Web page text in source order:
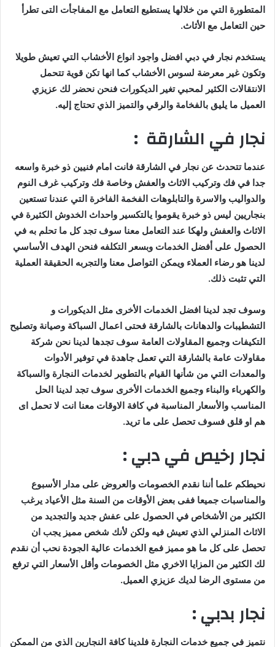
المتطورة التي من خلالها يستطيع التعامل مع المفاجأت التى تطرأ
حين التعامل مع الأثاث.
يستخدم نجار في دبي افضل واجود انواع الأخشاب التي تعيش طويلا
وتكون غير معرضة لسوس الأخشاب كما انها تكن قوية تتحمل
الانتقالات الكثير لمحبي تغير الديكورات فنحن نحضر لك عزيزي
العميل ما يليق بالفخامة والرقي والتميز الذي تحتاج إليه.
نجار في الشارقة :
عندما تتحدث عن نجار في الشارقة فانت امام فنيين ذو خبرة واسعه
جدا في فك وتركيب الاثاث والعفش وخاصة فك وتركيب غرف النوم
والدواليب والاسرة والتابلوهات الفخمة الفاخرة التي عندنا تستعين
بنجاريين ليس ذو خبرة يقوموا يالتكسير واحداث الخدوش الكثيرة في
الاثاث والعفش ولهكا عند التعامل معنا سوف تجد كل ما تحلم به في
الحصول على أفضل الخدمات وبسعر التكلفه فنحن الهدف الأساسي
لدينا هو رضاء العملاء ويمكن التواصل معنا والتجربه الحقيقة العملية
التي تثبت ذلك.
وسوف تجد لدينا افضل الخدمات الأخرى مثل الديكورات و
التشطيبات والدهانات بالشارقة فحتى اعمال السباكة وصيانة وتصليح
التكيفات وجميع المقاولات العامة سوف تجدها لدينا نحن شركة
مقاولات عامة بالشارقة التي تعمل جاهدة في توفير الأدوات
والمعدات التي من شأنها القيام بالتطوير لخدمات النجارة والسباكة
والكهرباء والبناء وجميع الخدمات الأخرى سوف تجد لدينا الحل
المناسب والأسعار المناسبة في كافة الاوقات معنا انت لا تحمل اى
هم او قلق فسوف تحصل على ما تريد.
نجار رخيص في دبي :
نحيطكم علما أننا نقدم الخصومات والعروض على مدار الأسبوع
والمناسبات جميعا ففى بعض الأوقات من السنة مثل الأعياد يرغب
الكثير من الأشخاص في الحصول على عفش جديد والتجديد من
الاثاث المنزلي الذي تعيش فيه ولكن لأنك شخص مميز يجب ان
تحصل على كل ما هو مميز فمع الخدمات عالية الجودة نحب أن نقدم
لك الكثير من المزايا الاخري مثل الخصومات وأقل الأسعار التي ترفع
من مستوى الرضا لديك عزيزي العميل.
نجار بدبي :
نتميز في جميع خدمات النجارة فلدينا كافة النجارين الذي من الممكن